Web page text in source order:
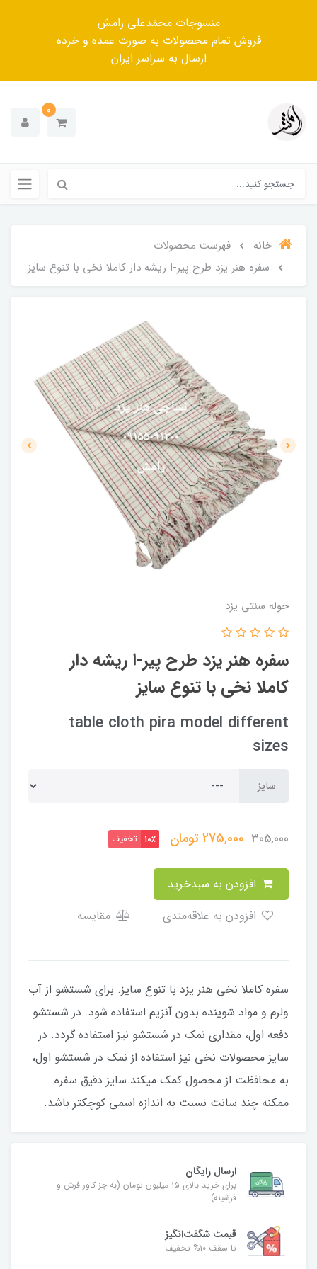
منسوجات محمّدعلی رامش
فروش تمام محصولات به صورت عمده و خرده
ارسال به سراسر ایران
0
خانه
فهرست محصولات
سفره هنر یزد طرح پیر-ا ریشه دار کاملا نخی با تنوع سایز
حوله سنتی یزد
سفره هنر یزد طرح پیر-ا ریشه دار
کاملا نخی با تنوع سایز
table cloth pira model different
sizes
سایز
305,000
275,000تومان 10٪ تخفیف
مقایسه
سفره کاملا نخی هنر یزد با تنوع سایز. برای شستشو از آب
ولرم و مواد شوینده بدون آنزیم استفاده شود. در شستشو
دفعه اول، مقداری نمک در شستشو نیز استفاده گردد. در
سایز محصولات نخی نیز استفاده از نمک در شستشو اول،
به محافظت از محصول کمک میکند.سایز دقیق سفره
ممکنه چند سانت نسبت به اندازه اسمی کوچکتر باشد.
ارسال رایگان
برای خرید بالای ۱۵ میلیون تومان (به جز کاور فرش و
فرشینه)
قیمت شگفت‌انگیز
تا سقف ۱۰% تخفیف